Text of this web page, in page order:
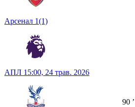
Арсенал 1(1)
АПЛ 15:00, 24 трав. 2026
90 ʼ